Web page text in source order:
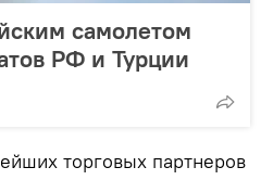
самолетом
РФ и Турции
торговых партнеров